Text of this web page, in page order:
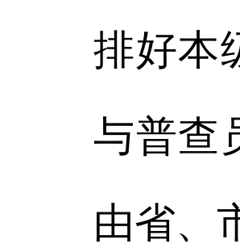
排好本
与普查
由省、